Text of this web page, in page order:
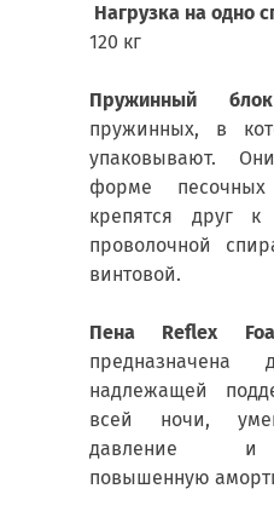
Нагрузка на одно
120 кг
Пружинный
пружинных, в
упаковывают.
форме
крепятся друг к
проволочной
винтовой.
Пена Reflex
предназначена
надлежащей
всей ночи,
давление и
повышенную